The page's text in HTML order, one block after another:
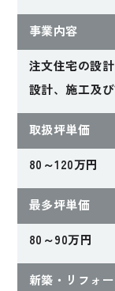
事業内容
注文住宅の設
設計、施工及
取扱坪単価
80～120万円
最多坪単価
80～90万円
新築・リフォ